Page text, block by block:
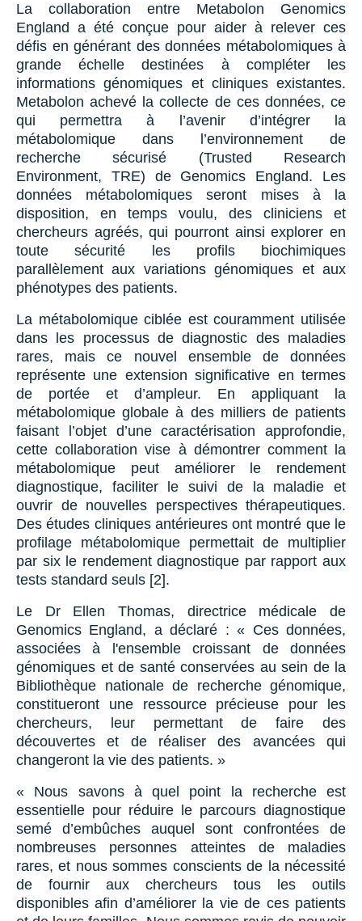
La collaboration entre Metabolon Genomics
England a été conçue pour aider à relever ces
défis en générant des données métabolomiques à
grande échelle destinées à compléter les
informations génomiques et cliniques existantes.
Metabolon achevé la collecte de ces données, ce
qui permettra à l’avenir d’intégrer la
métabolomique dans l’environnement de
recherche sécurisé (Trusted Research
Environment, TRE) de Genomics England. Les
données métabolomiques seront mises à la
disposition, en temps voulu, des cliniciens et
chercheurs agréés, qui pourront ainsi explorer en
toute sécurité les profils biochimiques
parallèlement aux variations génomiques et aux
phénotypes des patients.
La métabolomique ciblée est couramment utilisée
dans les processus de diagnostic des maladies
rares, mais ce nouvel ensemble de données
représente une extension significative en termes
de portée et d’ampleur. En appliquant la
métabolomique globale à des milliers de patients
faisant l’objet d’une caractérisation approfondie,
cette collaboration vise à démontrer comment la
métabolomique peut améliorer le rendement
diagnostique, faciliter le suivi de la maladie et
ouvrir de nouvelles perspectives thérapeutiques.
Des études cliniques antérieures ont montré que le
profilage métabolomique permettait de multiplier
par six le rendement diagnostique par rapport aux
tests standard seuls [2].
Le Dr Ellen Thomas, directrice médicale de
Genomics England, a déclaré : « Ces données,
associées à l'ensemble croissant de données
génomiques et de santé conservées au sein de la
Bibliothèque nationale de recherche génomique,
constitueront une ressource précieuse pour les
chercheurs, leur permettant de faire des
découvertes et de réaliser des avancées qui
changeront la vie des patients. »
« Nous savons à quel point la recherche est
essentielle pour réduire le parcours diagnostique
semé d’embûches auquel sont confrontées de
nombreuses personnes atteintes de maladies
rares, et nous sommes conscients de la nécessité
de fournir aux chercheurs tous les outils
disponibles afin d’améliorer la vie de ces patients